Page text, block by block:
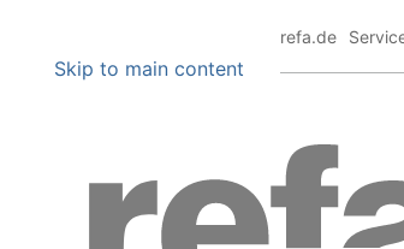
Skip to main content
info@refa.de